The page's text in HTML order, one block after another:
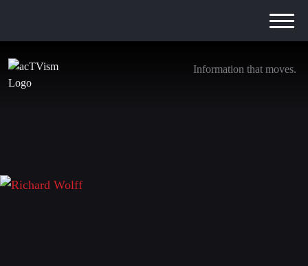
Information that moves.
Richard Wolff